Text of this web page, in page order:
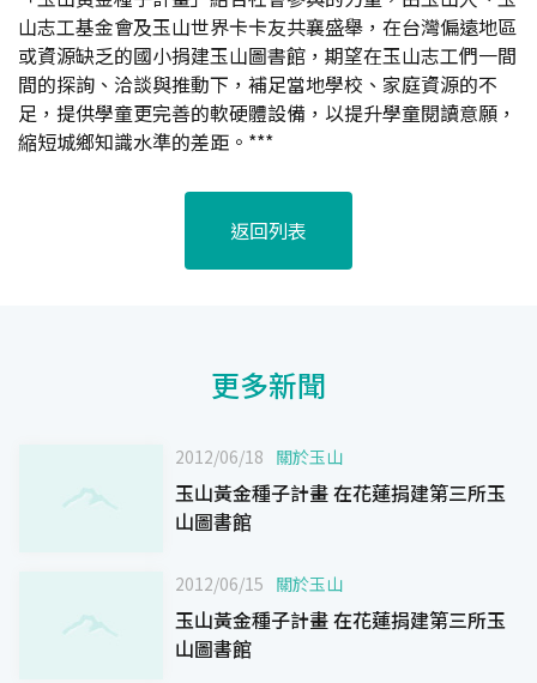
山志工基金會及玉山世界卡卡友共襄盛舉，在台灣偏遠地區
或資源缺乏的國小捐建玉山圖書館，期望在玉山志工們一間
間的探詢、洽談與推動下，補足當地學校、家庭資源的不
足，提供學童更完善的軟硬體設備，以提升學童閱讀意願，
縮短城鄉知識水準的差距。***
返回列表
更多新聞
2012/06/18 關於玉山
玉山黃金種子計畫 在花蓮捐建第三所玉
山圖書館
2012/06/15 關於玉山
玉山黃金種子計畫 在花蓮捐建第三所玉
山圖書館